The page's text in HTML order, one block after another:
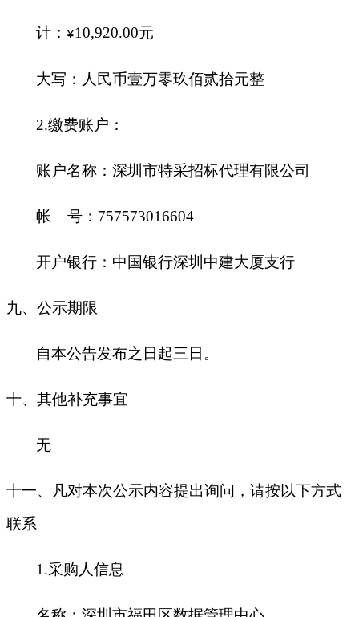
计： ¥10,920.00元
大写：人民币壹万零玖佰贰拾元整
2.缴费账户：
账户名称：深圳市特采招标代理有限公司
帐 号：757573016604
开户银行：中国银行深圳中建大厦支行
九、公示期限
自本公告发布之日起三日。
十、其他补充事宜
无
十一、凡对本次公示内容提出询问，请按以下方式
联系
1.采购人信息